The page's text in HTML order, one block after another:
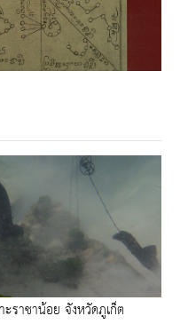
ราชาน้อย จังหวัดภูเก็ต